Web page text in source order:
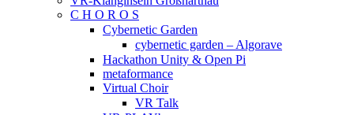
C H O R O S
Cybernetic Garden
cybernetic garden – Algorave
Hackathon Unity & Open Pi
metaformance
Virtual Choir
VR Talk